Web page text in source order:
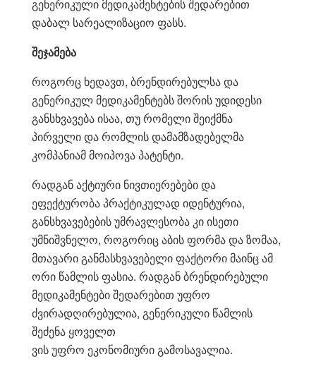
გენერიკული მედიკამენტების შედარებით
დაბალ სარეალიზაციო ფასს.
შეჯამება
როგორც ხედავთ, ბრენდირებულსა და
გენერიკულ მედიკამენტებს შორის უდიდესი
განსხვავება ისაა, თუ რომელი შეიქმნა
პირველი და რომლის დამამზადებელმა
კომპანიამ მოიპოვა პატენტი.
რადგან აქტიური ნივთიერებები და
ეფექტურობა პრაქტიკულად იდენტურია,
განსხვავებების უმრავლესობა კი ისეთი
უმნიშვნელო, როგორიც აბის ფორმა და ზომაა,
მთავარი განმასხვავებელი ფაქტორი მაინც ამ
ორი წამლის ფასია. რადგან ბრენდირებული
მედიკამენტები შედარებით უფრო
ძვირადღირებულია, გენერიკული წამლის
შეძენა ყოველთ
ვის უფრო ეკონომიური გამოსავალია.